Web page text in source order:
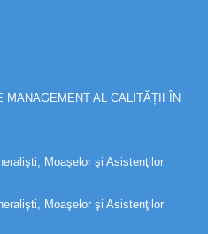
MANAGEMENT AL CALITĂȚII ÎN
Moaşelor şi Asistenţilor
Moaşelor şi Asistenţilor